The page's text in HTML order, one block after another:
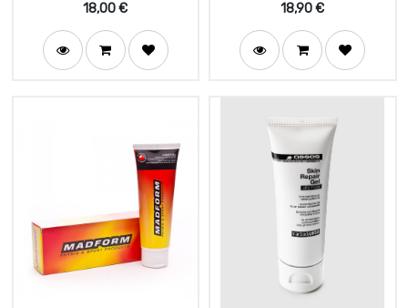
18,00€ 18,90€